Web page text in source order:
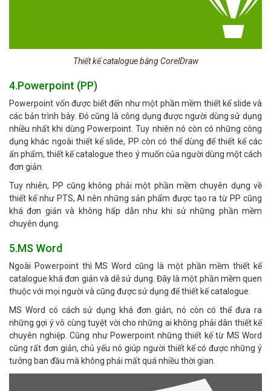
Thiết kế catalogue bằng CorelDraw
4.Powerpoint (PP)
Powerpoint vốn được biết đến như một phần mềm thiết kế slide và
các bản trình bày. Đó cũng là công dụng được người dùng sử dụng
nhiều nhất khi dùng Powerpoint. Tuy nhiên nó còn có những công
dụng khác ngoài thiết kế slide, PP còn có thể dùng để thiết kế các
ấn phẩm, thiết kế catalogue theo ý muốn của người dùng một cách
đơn giản.
Tuy nhiên, PP cũng không phải một phần mềm chuyên dụng về
thiết kế như PTS, AI nên những sản phẩm được tạo ra từ PP cũng
khá đơn giản và không hấp dẫn như khi sử những phần mềm
chuyên dụng.
5.MS Word
Ngoài Powerpoint thì MS Word cũng là một phần mềm thiết kế
catalogue khá đơn giản và dễ sử dụng. Đây là một phần mềm quen
thuộc với mọi người và cũng được sử dụng để thiết kế catalogue.
MS Word có cách sử dụng khá đơn giản, nó còn có thể đưa ra
những gợi ý vô cùng tuyệt vời cho những ai không phải dân thiết kế
chuyên nghiệp. Cũng như Powerpoint những thiết kế từ MS Word
cũng rất đơn giản, chủ yếu nó giúp người thiết kế có được những ý
tưởng ban đầu mà không phải mất quá nhiều thời gian.